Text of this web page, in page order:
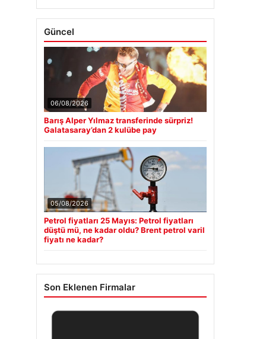
Güncel
06/08/2026
Barış Alper Yılmaz transferinde sürpriz!
Galatasaray’dan 2 kulübe pay
05/08/2026
Petrol fiyatları 25 Mayıs: Petrol fiyatları
düştü mü, ne kadar oldu? Brent petrol varil
fiyatı ne kadar?
Son Eklenen Firmalar